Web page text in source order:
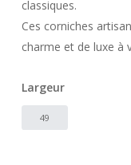
classiques.
Ces corniches
charme et de luxe à
Largeur
49